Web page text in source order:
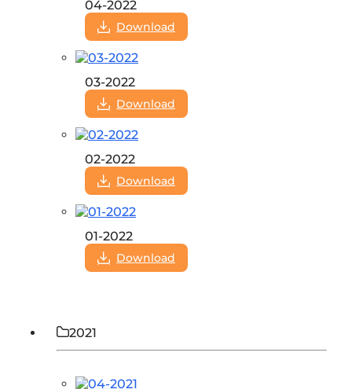
04-2022
Download
03-2022
Download
02-2022
Download
01-2022
Download
2021